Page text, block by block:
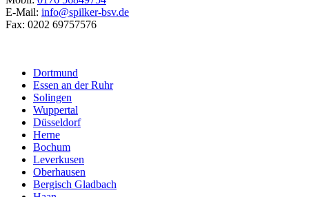
E-Mail: info@spilker-bsv.de
Fax: 0202 69757576
Dortmund
Essen an der Ruhr
Solingen
Wuppertal
Düsseldorf
Herne
Bochum
Leverkusen
Oberhausen
Bergisch Gladbach